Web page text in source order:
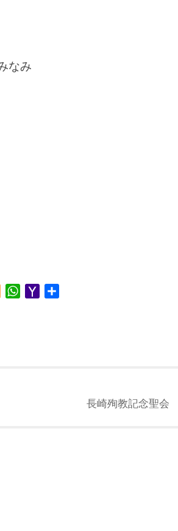
なみ
BloggerWhatsApp
Yahoo
長崎殉教記念聖会